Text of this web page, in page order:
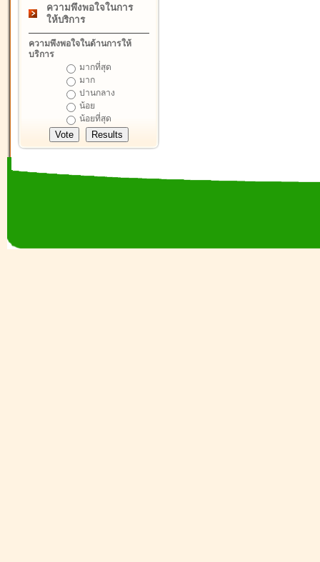
ความพึงพอใจในการ
ให้บริการ
ความพึงพอใจในด้านการให้
บริการ
มากที่สุด
มาก
ปานกลาง
น้อย
น้อยที่สุด